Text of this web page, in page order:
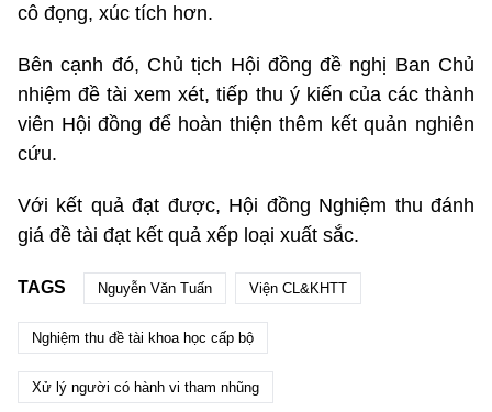
cô đọng, xúc tích hơn.
Bên cạnh đó, Chủ tịch Hội đồng đề nghị Ban Chủ
nhiệm đề tài xem xét, tiếp thu ý kiến của các thành
viên Hội đồng để hoàn thiện thêm kết quản nghiên
cứu.
Với kết quả đạt được, Hội đồng Nghiệm thu đánh
giá đề tài đạt kết quả xếp loại xuất sắc.
TAGS Nguyễn Văn Tuấn Viện CL&KHTT
Nghiệm thu đề tài khoa học cấp bộ
Xử lý người có hành vi tham nhũng